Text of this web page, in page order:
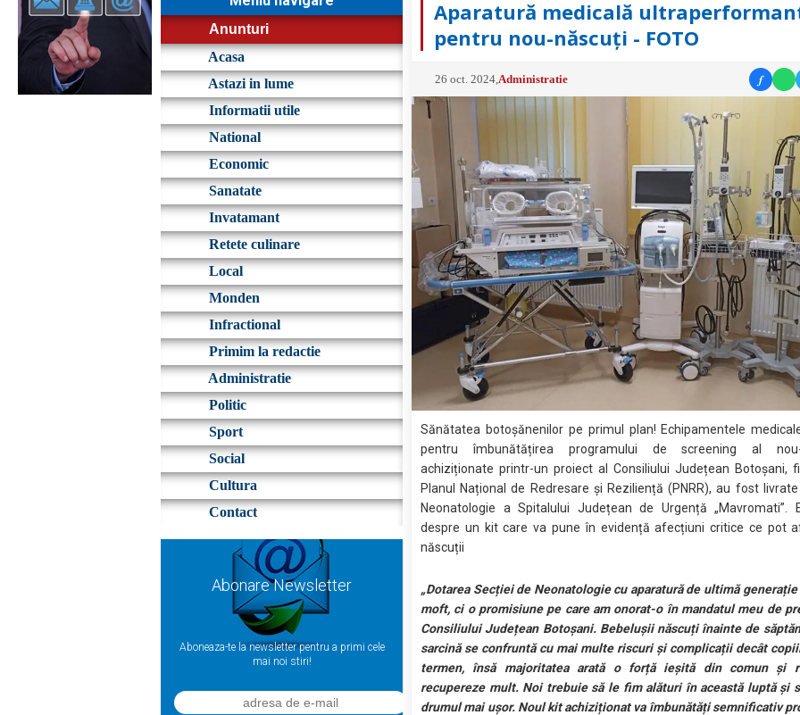
Anunturi
Acasa
Astazi in lume
Informatii utile
National
Economic
Sanatate
Invatamant
Retete culinare
Local
Monden
Infractional
Primim la redactie
Administratie
Politic
Sport
Social
Cultura
Contact
Abonare Newsletter
Aboneaza-te la newsletter pentru a primi cele
mai noi stiri!
Aparatură medicală
pentru nou-născuți - FOTO
26 oct. 2024 Administratie f
Sănătatea botoșănenilor pe primul plan! Echipamentele
pentru îmbunătățirea programului de screening al nou-
achiziționate printr-un proiect al Consiliului Județean Botoșani,
Planul Național de Redresare și Reziliență (PNRR), au fost
Neonatologie a Spitalului Județean de Urgență „Mavromati”.
despre un kit care va pune în evidență afecțiuni critice ce pot
născuții
„Dotarea Secției de Neonatologie cu aparatură de ultimă
moft, ci o promisiune pe care am onorat-o în mandatul meu de
Consiliului Județean Botoșani. Bebelușii născuți înainte de
sarcină se confruntă cu mai multe riscuri și complicații decât
termen, însă majoritatea arată o forță ieșită din comun și
recupereze mult. Noi trebuie să le fim alături în această luptă și
drumul mai ușor. Noul kit achiziționat va îmbunătăți semnificativ